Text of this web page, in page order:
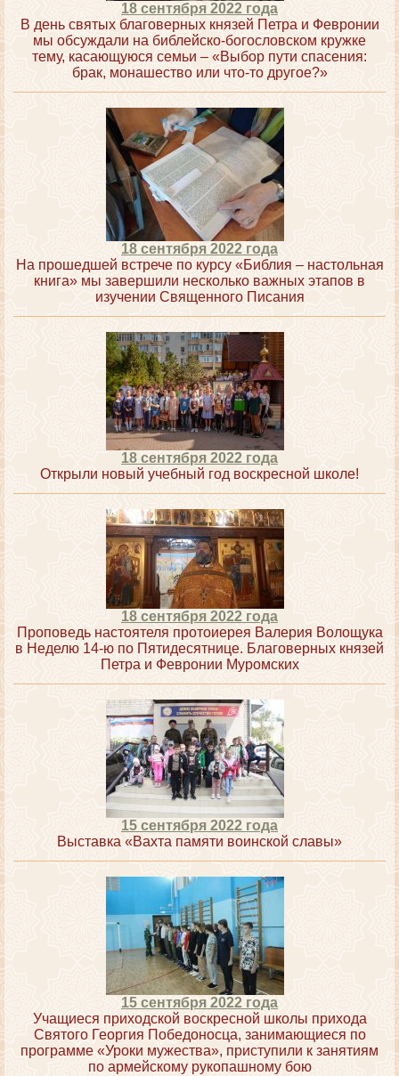
18 сентября 2022 года
В день святых благоверных князей Петра и Февронии
мы обсуждали на библейско-богословском кружке
тему, касающуюся семьи – «Выбор пути спасения:
брак, монашество или что-то другое?»
18 сентября 2022 года
На прошедшей встрече по курсу «Библия – настольная
книга» мы завершили несколько важных этапов в
изучении Священного Писания
18 сентября 2022 года
Открыли новый учебный год воскресной школе!
18 сентября 2022 года
Проповедь настоятеля протоиерея Валерия Волощука
в Неделю 14-ю по Пятидесятнице. Благоверных князей
Петра и Февронии Муромских
15 сентября 2022 года
Выставка «Вахта памяти воинской славы»
15 сентября 2022 года
Учащиеся приходской воскресной школы прихода
Святого Георгия Победоносца, занимающиеся по
программе «Уроки мужества», приступили к занятиям
по армейскому рукопашному бою